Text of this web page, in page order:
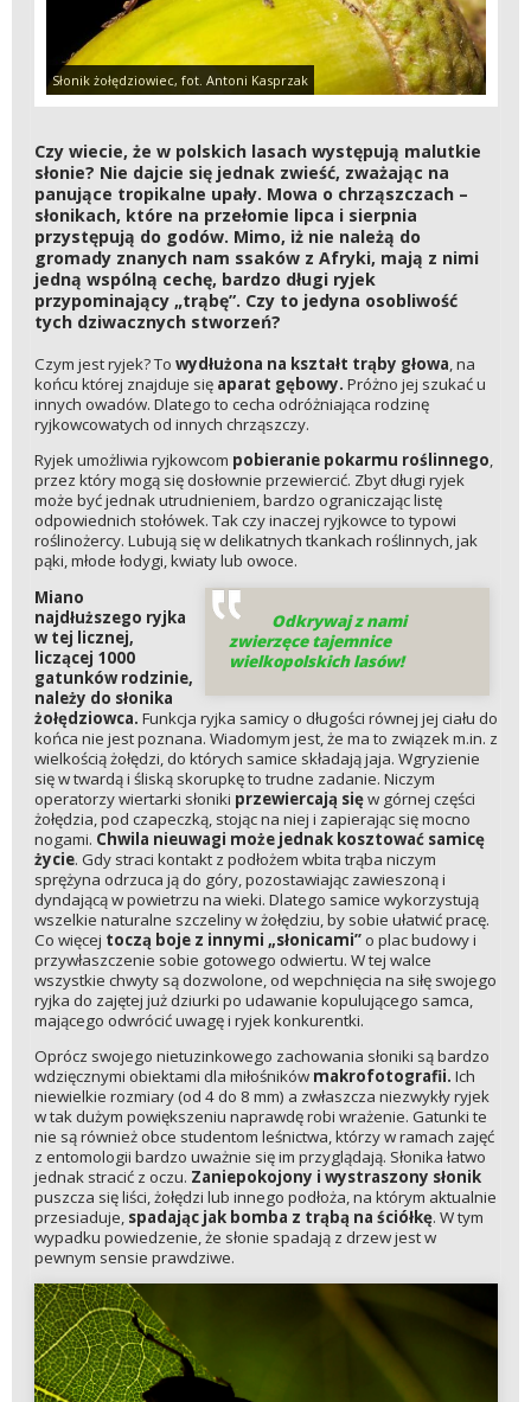
Słonik żołędziowiec, fot. Antoni Kasprzak
Czy wiecie, że w polskich lasach występują malutkie
słonie? Nie dajcie się jednak zwieść, zważając na
panujące tropikalne upały. Mowa o chrząszczach –
słonikach, które na przełomie lipca i sierpnia
przystępują do godów. Mimo, iż nie należą do
gromady znanych nam ssaków z Afryki, mają z nimi
jedną wspólną cechę, bardzo długi ryjek
przypominający „trąbę”. Czy to jedyna osobliwość
tych dziwacznych stworzeń?
Czym jest ryjek? To wydłużona na kształt trąby głowa, na
końcu której znajduje się aparat gębowy. Próżno jej szukać u
innych owadów. Dlatego to cecha odróżniająca rodzinę
ryjkowcowatych od innych chrząszczy.
Ryjek umożliwia ryjkowcom pobieranie pokarmu roślinnego,
przez który mogą się dosłownie przewiercić. Zbyt długi ryjek
może być jednak utrudnieniem, bardzo ograniczając listę
odpowiednich stołówek. Tak czy inaczej ryjkowce to typowi
roślinożercy. Lubują się w delikatnych tkankach roślinnych, jak
pąki, młode łodygi, kwiaty lub owoce.
Odkrywaj z nami
zwierzęce tajemnice
wielkopolskich lasów!
Miano
najdłuższego ryjka
w tej licznej,
liczącej 1000
gatunków rodzinie,
należy do słonika
żołędziowca. Funkcja ryjka samicy o długości równej jej ciału do
końca nie jest poznana. Wiadomym jest, że ma to związek m.in. z
wielkością żołędzi, do których samice składają jaja. Wgryzienie
się w twardą i śliską skorupkę to trudne zadanie. Niczym
operatorzy wiertarki słoniki przewiercają sięw górnej części
żołędzia, pod czapeczką, stojąc na niej i zapierając się mocno
nogami. Chwila nieuwagi może jednak kosztować samicę
życie. Gdy straci kontakt z podłożem wbita trąba niczym
sprężyna odrzuca ją do góry, pozostawiając zawieszoną i
dyndającą w powietrzu na wieki. Dlatego samice wykorzystują
wszelkie naturalne szczeliny w żołędziu, by sobie ułatwić pracę.
Co więcej toczą boje z innymi „słonicami”o plac budowy i
przywłaszczenie sobie gotowego odwiertu. W tej walce
wszystkie chwyty są dozwolone, od wepchnięcia na siłę swojego
ryjka do zajętej już dziurki po udawanie kopulującego samca,
mającego odwrócić uwagę i ryjek konkurentki.
Oprócz swojego nietuzinkowego zachowania słoniki są bardzo
wdzięcznymi obiektami dla miłośników makrofotografii. Ich
niewielkie rozmiary (od 4 do 8 mm) a zwłaszcza niezwykły ryjek
w tak dużym powiększeniu naprawdę robi wrażenie. Gatunki te
nie są również obce studentom leśnictwa, którzy w ramach zajęć
z entomologii bardzo uważnie się im przyglądają. Słonika łatwo
jednak stracić z oczu. Zaniepokojony i wystraszony słonik
puszcza się liści, żołędzi lub innego podłoża, na którym aktualnie
przesiaduje, spadając jak bomba z trąbą na ściółkę. W tym
wypadku powiedzenie, że słonie spadają z drzew jest w
pewnym sensie prawdziwe.